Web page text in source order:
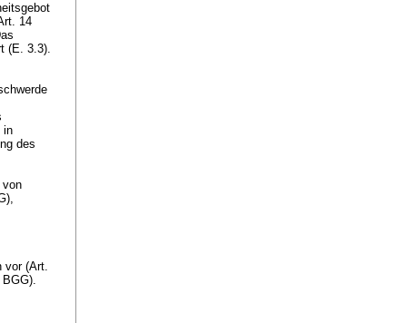
14
(E. 3.3).
in
des
),
vor (Art.
BGG).